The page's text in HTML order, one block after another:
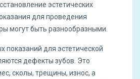
эстетических
для проведения
могут быть разнообразными.
показаний для эстетической
дефекты зубов. Это
сколы, трещины, износ, а